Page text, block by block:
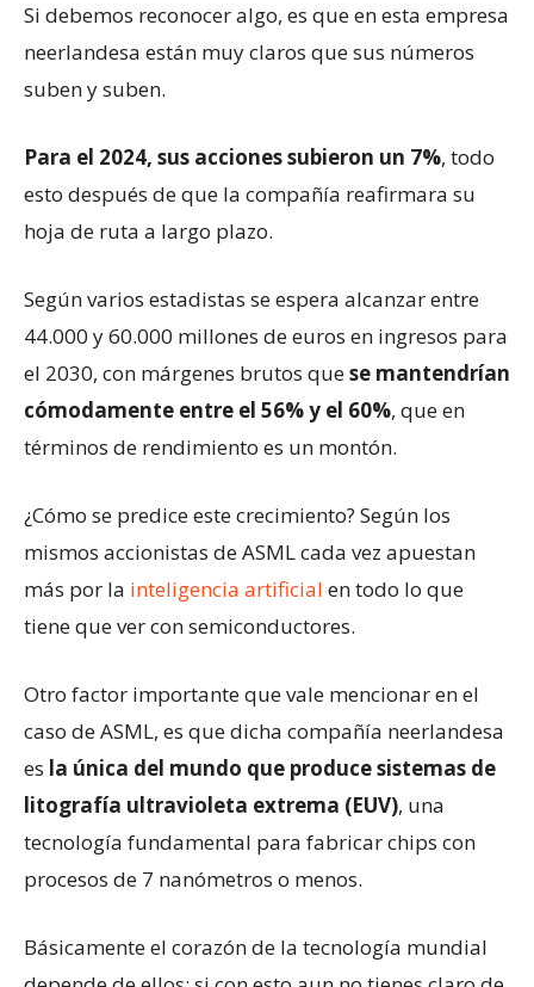
Si debemos reconocer algo, es que en esta empresa
neerlandesa están muy claros que sus números
suben y suben.
Para el 2024, sus acciones subieron un 7%, todo
esto después de que la compañía reafirmara su
hoja de ruta a largo plazo.
Según varios estadistas se espera alcanzar entre
44.000 y 60.000 millones de euros en ingresos para
el 2030, con márgenes brutos quese mantendrían
cómodamente entre el 56% y el 60%, que en
términos de rendimiento es un montón.
¿Cómo se predice este crecimiento? Según los
mismos accionistas de ASML cada vez apuestan
más por la inteligencia artificial en todo lo que
tiene que ver con semiconductores.
Otro factor importante que vale mencionar en el
caso de ASML, es que dicha compañía neerlandesa
es la única del mundo que produce sistemas de
litografía ultravioleta extrema (EUV), una
tecnología fundamental para fabricar chips con
procesos de 7 nanómetros o menos.
Básicamente el corazón de la tecnología mundial